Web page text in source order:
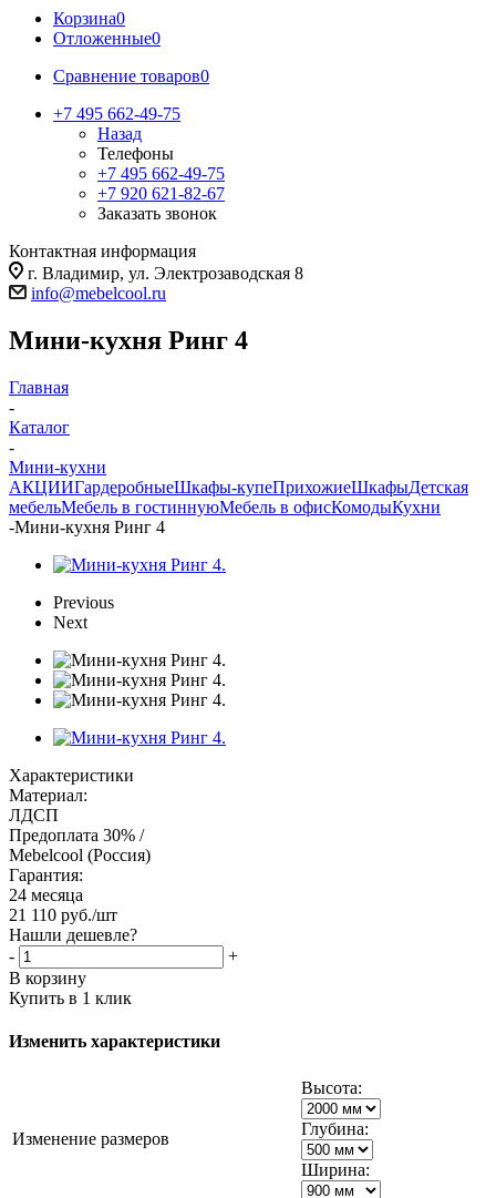
Корзина0
Отложенные0
Сравнение товаров0
+7 495 662-49-75
Назад
Телефоны
+7 495 662-49-75
+7 920 621-82-67
Заказать звонок
Контактная информация
г. Владимир, ул. Электрозаводская 8
info@mebelcool.ru
Мини-кухня Ринг 4
Главная
-
Каталог
-
Мини-кухни
АКЦИИГардеробныеШкафы-купеПрихожиеШкафыДетская
мебельМебель в гостиннуюМебель в офисКомодыКухни
-Мини-кухня Ринг 4
Previous
Next
Характеристики
Материал:
ЛДСП
Предоплата 30% /
Mebelcool (Россия)
Гарантия:
24 месяца
21 110 руб./шт
Нашли дешевле?
-
+
В корзину
Купить в 1 клик
Изменить характеристики
Изменение размеров
Высота:
Глубина:
Ширина: